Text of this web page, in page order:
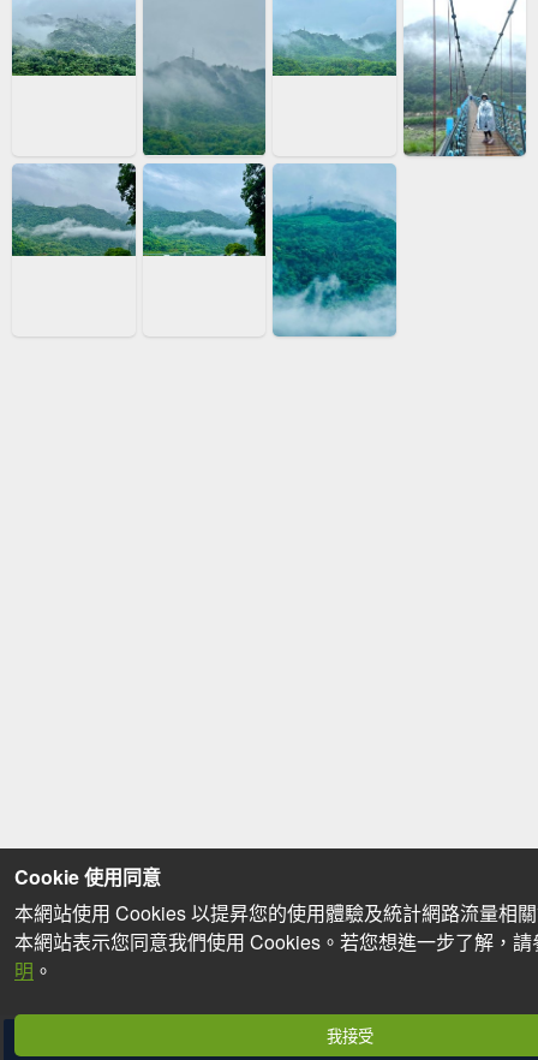
分享
Cookie 使用同意
本網站使用 Cookies 以提昇您的使用體驗及統計網路流量相
本網站表示您同意我們使用 Cookies。若您想進一步了解，
明 。
我接受